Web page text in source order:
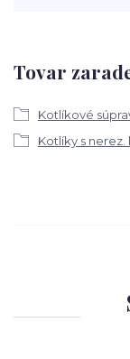
Tovar
Kotlíkové
Kotlíky s